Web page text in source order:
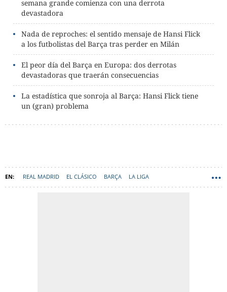
semana grande comienza con una derrota
devastadora
Nada de reproches: el sentido mensaje de Hansi Flick
a los futbolistas del Barça tras perder en Milán
El peor día del Barça en Europa: dos derrotas
devastadoras que traerán consecuencias
La estadística que sonroja al Barça: Hansi Flick tiene
un (gran) problema
REAL MADRID EL CLÁSICO BARÇA LA LIGA